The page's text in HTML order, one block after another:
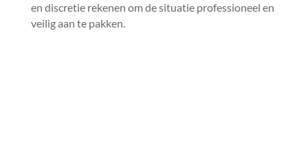
en discretie rekenen om de situatie professioneel en
veilig aan te pakken.​